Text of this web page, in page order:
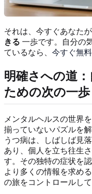
それは、今すぐあなた
きる 一歩です。自分の
ているなら、 今すぐ無
明確さへの道
ための次の一歩
メンタルヘルスの世界
揃っていないパズルを
うつ病は、しばしば見
あり、個人を立ち往生
す。その独特の症状を
より多くの情報を求め
の旅をコントロールして